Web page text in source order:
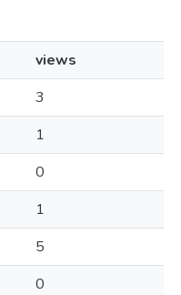
views
3
1
0
1
5
0